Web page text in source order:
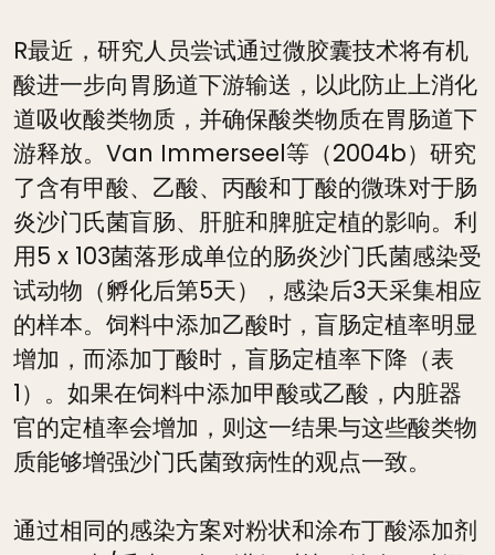
R最近，研究人员尝试通过微胶囊技术将有机
酸进一步向胃肠道下游输送，以此防止上消化
道吸收酸类物质，并确保酸类物质在胃肠道下
游释放。Van Immerseel等（2004b）研究
了含有甲酸、乙酸、丙酸和丁酸的微珠对于肠
炎沙门氏菌盲肠、肝脏和脾脏定植的影响。利
用5 x 103菌落形成单位的肠炎沙门氏菌感染受
试动物（孵化后第5天），感染后3天采集相应
的样本。饲料中添加乙酸时，盲肠定植率明显
增加，而添加丁酸时，盲肠定植率下降（表
1）。如果在饲料中添加甲酸或乙酸，内脏器
官的定植率会增加，则这一结果与这些酸类物
质能够增强沙门氏菌致病性的观点一致。
通过相同的感染方案对粉状和涂布丁酸添加剂